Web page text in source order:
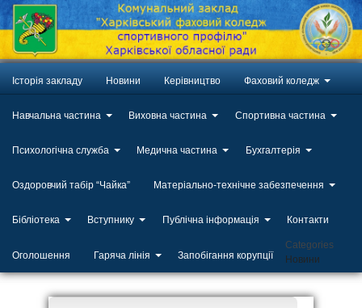
Історія закладу Новини Керівництво Фаховий коледж
Навчальна частина Виховна частина Спортивна частина
Психологічна служба Медична частина Бухгалтерія
Оздоровчий табір “Чайка” Матеріально-технічне забезпечення
Бібліотека Вступнику Публічна інформація Контакти
Оголошення Гаряча лінія Запобігання корупції
Categories
Новини